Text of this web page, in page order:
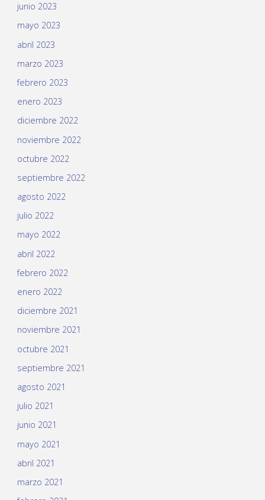
junio 2023
mayo 2023
abril 2023
marzo 2023
febrero 2023
enero 2023
diciembre 2022
noviembre 2022
octubre 2022
septiembre 2022
agosto 2022
julio 2022
mayo 2022
abril 2022
febrero 2022
enero 2022
diciembre 2021
noviembre 2021
octubre 2021
septiembre 2021
agosto 2021
julio 2021
junio 2021
mayo 2021
abril 2021
marzo 2021